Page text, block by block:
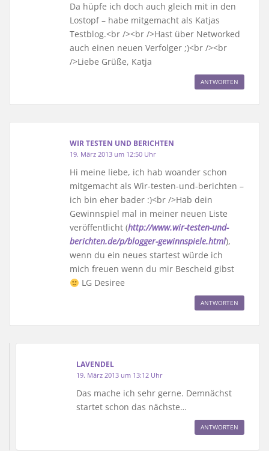
Da hüpfe ich doch auch gleich mit in den
Lostopf – habe mitgemacht als Katjas
Testblog.<br /><br />Hast über Networked
auch einen neuen Verfolger ;)<br /><br
/>Liebe Grüße, Katja
ANTWORTEN
WIR TESTEN UND BERICHTEN
19. März 2013 um 12:50 Uhr
Hi meine liebe, ich hab woander schon
mitgemacht als Wir-testen-und-berichten –
ich bin eher bader :)<br />Hab dein
Gewinnspiel mal in meiner neuen Liste
veröffentlicht (http://www.wir-testen-und-
berichten.de/p/blogger-gewinnspiele.html),
wenn du ein neues startest würde ich
mich freuen wenn du mir Bescheid gibst
LG Desiree
ANTWORTEN
LAVENDEL
19. März 2013 um 13:12 Uhr
Das mache ich sehr gerne. Demnächst
startet schon das nächste…
ANTWORTEN